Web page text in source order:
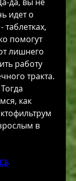
идет о
таблетках,
помогут
лишнего
работу
тракта.
как
в